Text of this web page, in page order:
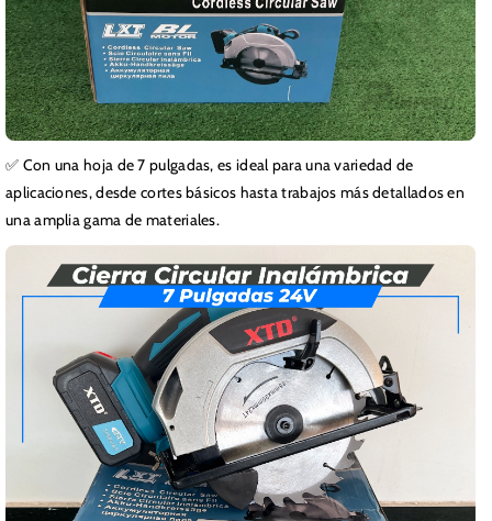
✅ Con una hoja de 7 pulgadas, es ideal para una variedad de
aplicaciones, desde cortes básicos hasta trabajos más detallados en
una amplia gama de materiales.